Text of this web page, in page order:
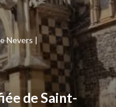
Nevers |
de Saint-